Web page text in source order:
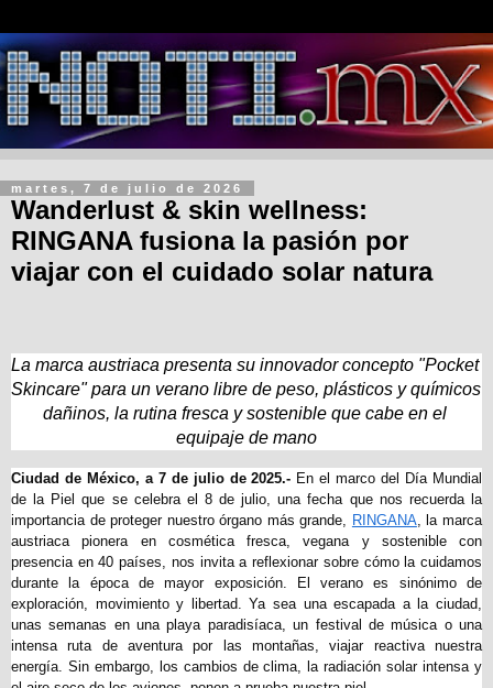
martes, 7 de julio de 2026
Wanderlust & skin wellness:
RINGANA fusiona la pasión por
viajar con el cuidado solar natura
La marca austriaca presenta su innovador concepto "Pocket
Skincare" para un verano libre de peso, plásticos y químicos
dañinos, la rutina fresca y sostenible que cabe en el
equipaje de mano
Ciudad de México, a 7 de julio de 2025.- En el marco del Día Mundial
de la Piel que se celebra el 8 de julio, una fecha que nos recuerda la
importancia de proteger nuestro órgano más grande, RINGANA, la marca
austriaca pionera en cosmética fresca, vegana y sostenible con
presencia en 40 países, nos invita a reflexionar sobre cómo la cuidamos
durante la época de mayor exposición. El verano es sinónimo de
exploración, movimiento y libertad. Ya sea una escapada a la ciudad,
unas semanas en una playa paradisíaca, un festival de música o una
intensa ruta de aventura por las montañas, viajar reactiva nuestra
energía. Sin embargo, los cambios de clima, la radiación solar intensa y